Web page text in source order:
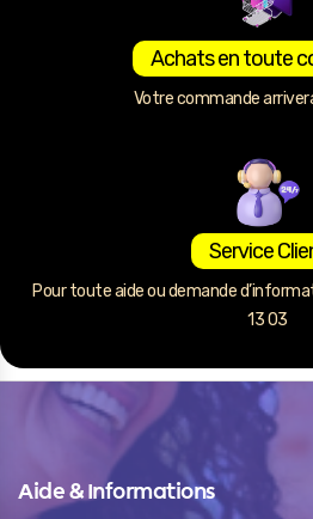
Achats en toute
Votre commande
Service
Pour toute aide ou demande
13 03
Aide & Informations